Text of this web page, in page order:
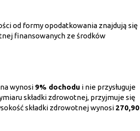
od formy opodatkowania znajdują się
finansowanych ze środków
wynosi 9% dochodu i nie przysługuje
składki zdrowotnej, przyjmuje się
składki zdrowotnej wynosi 270,90